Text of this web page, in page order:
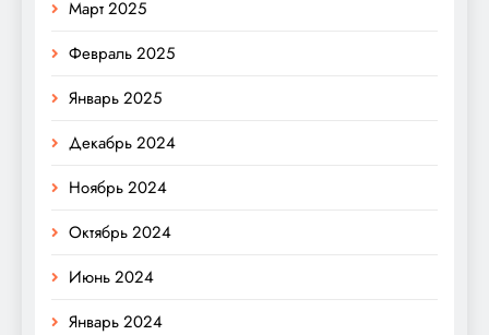
Март 2025
Февраль 2025
Январь 2025
Декабрь 2024
Ноябрь 2024
Октябрь 2024
Июнь 2024
Январь 2024